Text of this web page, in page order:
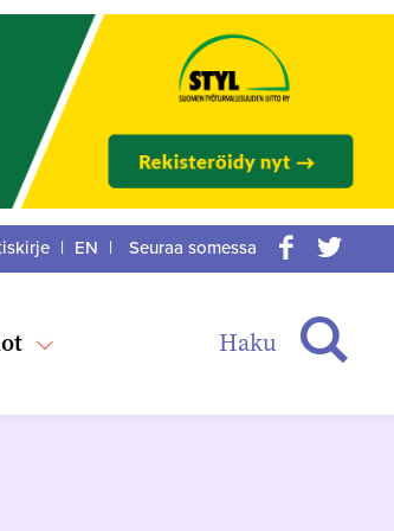
Haku
| EN |
Seuraa somessa